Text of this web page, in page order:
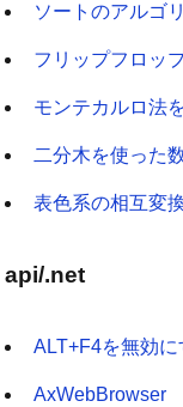
ソートのアルゴ
フリップフロッ
モンテカルロ法
二分木を使った
表色系の相互変
api/.net
ALT+F4を無効に
AxWebBrowser